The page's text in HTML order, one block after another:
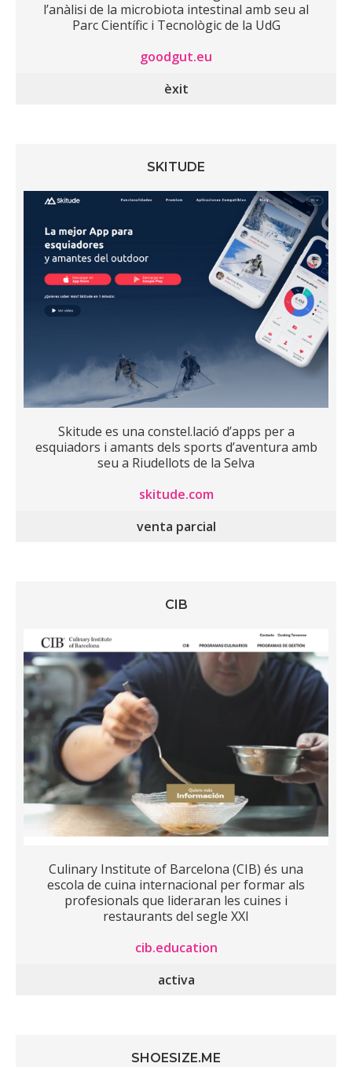
l’anàlisi de la microbiota intestinal amb seu al
Parc Científic i Tecnològic de la UdG
goodgut.eu
èxit
SKITUDE
Skitude es una constel.lació d’apps per a
esquiadors i amants dels sports d’aventura amb
seu a Riudellots de la Selva
skitude.com
venta parcial
CIB
Culinary Institute of Barcelona (CIB) és una
escola de cuina internacional per formar als
profesionals que lideraran les cuines i
restaurants del segle XXI
cib.education
activa
SHOESIZE.ME